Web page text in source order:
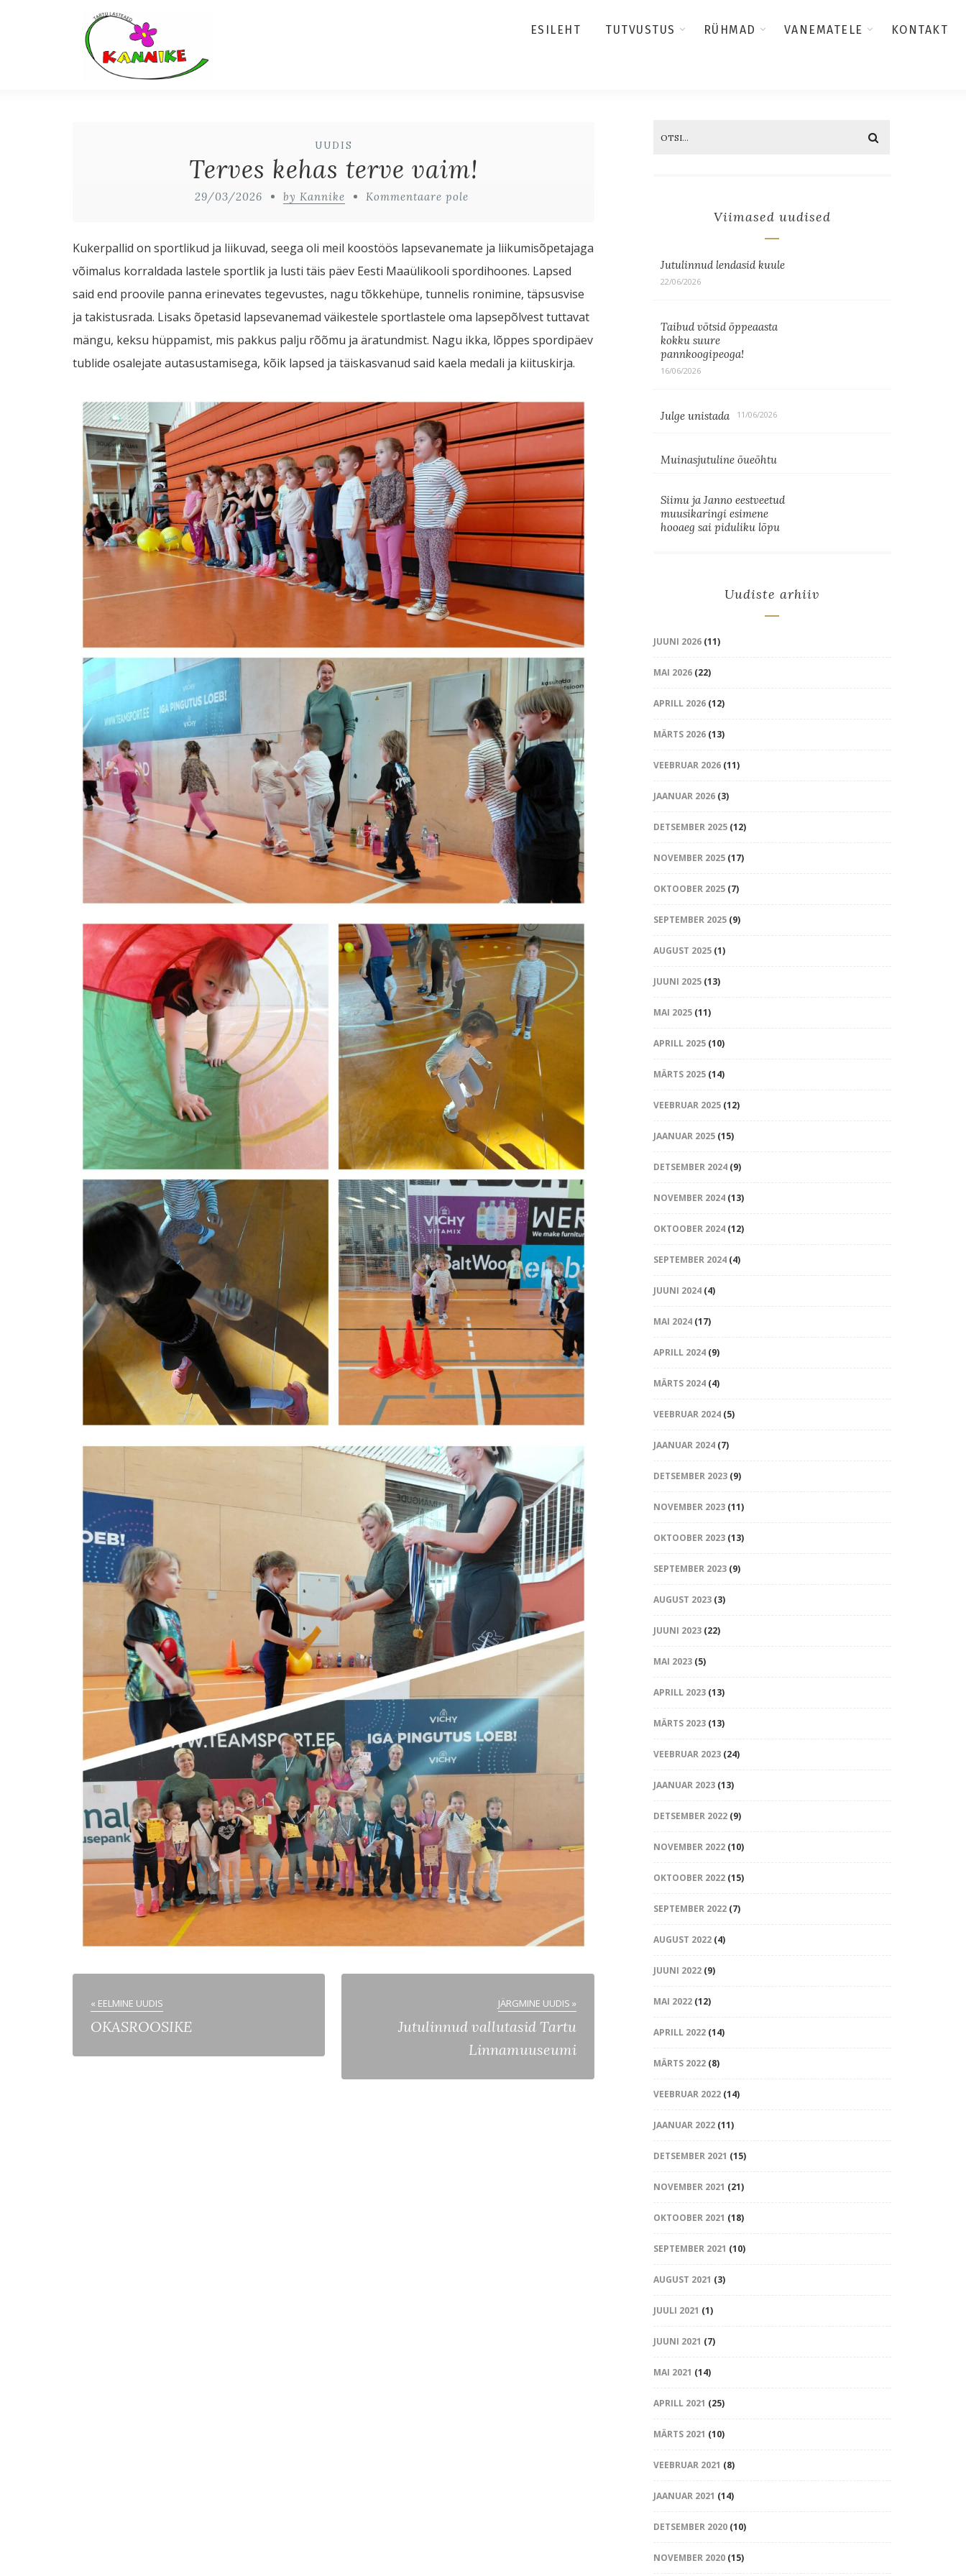
ESILEHT TUTVUSTUS RÜHMAD VANEMATELE KONTAKT
UUDIS
Terves kehas terve vaim!
29/03/2026 by Kannike Kommentaare pole
Kukerpallid on sportlikud ja liikuvad, seega oli meil koostöös lapsevanemate ja liikumisõpetajaga
võimalus korraldada lastele sportlik ja lusti täis päev Eesti Maaülikooli spordihoones. Lapsed
said end proovile panna erinevates tegevustes, nagu tõkkehüpe, tunnelis ronimine, täpsusvise
ja takistusrada. Lisaks õpetasid lapsevanemad väikestele sportlastele oma lapsepõlvest tuttavat
mängu, keksu hüppamist, mis pakkus palju rõõmu ja äratundmist. Nagu ikka, lõppes spordipäev
tublide osalejate autasustamisega, kõik lapsed ja täiskasvanud said kaela medali ja kiituskirja.
« EELMINE UUDIS
OKASROOSIKE
JÄRGMINE UUDIS »
Jutulinnud vallutasid Tartu
Linnamuuseumi
Viimased uudised
Jutulinnud lendasid kuule
22/06/2026
Taibud võtsid õppeaasta
kokku suure
pannkoogipeoga!
16/06/2026
Julge unistada 11/06/2026
Muinasjutuline õueõhtu
Siimu ja Janno eestveetud
muusikaringi esimene
hooaeg sai piduliku lõpu
Uudiste arhiiv
JUUNI 2026(11)
MAI 2026(22)
APRILL 2026(12)
MÄRTS 2026(13)
VEEBRUAR 2026(11)
JAANUAR 2026(3)
DETSEMBER 2025(12)
NOVEMBER 2025(17)
OKTOOBER 2025(7)
SEPTEMBER 2025(9)
AUGUST 2025(1)
JUUNI 2025(13)
MAI 2025(11)
APRILL 2025(10)
MÄRTS 2025(14)
VEEBRUAR 2025(12)
JAANUAR 2025(15)
DETSEMBER 2024(9)
NOVEMBER 2024(13)
OKTOOBER 2024(12)
SEPTEMBER 2024(4)
JUUNI 2024(4)
MAI 2024(17)
APRILL 2024(9)
MÄRTS 2024(4)
VEEBRUAR 2024(5)
JAANUAR 2024(7)
DETSEMBER 2023(9)
NOVEMBER 2023(11)
OKTOOBER 2023(13)
SEPTEMBER 2023(9)
AUGUST 2023(3)
JUUNI 2023(22)
MAI 2023(5)
APRILL 2023(13)
MÄRTS 2023(13)
VEEBRUAR 2023(24)
JAANUAR 2023(13)
DETSEMBER 2022(9)
NOVEMBER 2022(10)
OKTOOBER 2022(15)
SEPTEMBER 2022(7)
AUGUST 2022(4)
JUUNI 2022(9)
MAI 2022(12)
APRILL 2022(14)
MÄRTS 2022(8)
VEEBRUAR 2022(14)
JAANUAR 2022(11)
DETSEMBER 2021 (15)
NOVEMBER 2021 (21)
OKTOOBER 2021 (18)
SEPTEMBER 2021 (10)
AUGUST 2021 (3)
JUULI 2021 (1)
JUUNI 2021 (7)
MAI 2021 (14)
APRILL 2021 (25)
MÄRTS 2021 (10)
VEEBRUAR 2021 (8)
JAANUAR 2021 (14)
DETSEMBER 2020(10)
NOVEMBER 2020(15)